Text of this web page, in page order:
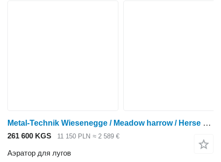
Metal-Technik Wiesenegge / Meadow harrow / Herse de prairie / Strigliatrice 8
261 600 KGS 11 150 PLN ≈ 2 589 €
Аэратор для лугов